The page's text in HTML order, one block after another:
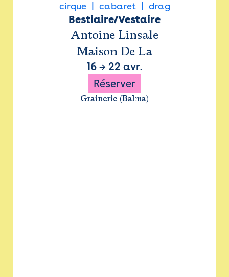
cirque cabaret drag
Bestiaire/Vestaire
Antoine Linsale
Maison De La
16→ 22 avr.
Réserver
Grainerie (Balma)